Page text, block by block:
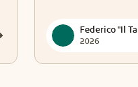
2026